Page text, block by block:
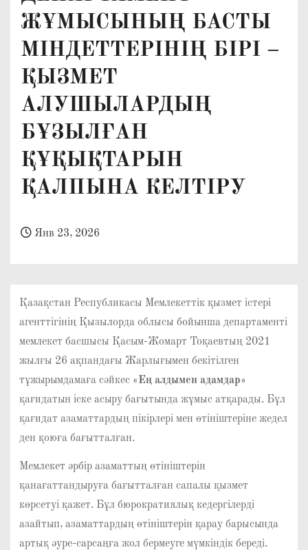
ЖҰМЫСЫНЫҢ БАСТЫ
МІНДЕТТЕРІНІҢ БІРІ –
ҚЫЗМЕТ
АЛУШЫЛАРДЫҢ
БҰЗЫЛҒАН
ҚҰҚЫҚТАРЫН
ҚАЛПЫНА КЕЛТІРУ
Янв 23, 2026
Қазақстан Республикасы Мемлекеттік қызмет істері
агенттігінің Қызылорда облысы бойынша департаменті
мемлекет басшысы Қасым-Жомарт Тоқаевтың 2021
жылғы 26 ақпандағы Жарлығымен бекітілген
тұжырымдамаға сәйкес «Ең алдымен адамдар»
қағидатын іске асыру бағытында жұмыс атқарады. Бұл
қағидат азаматтардың пікірлері мен өтініштеріне жедел
ден қоюға бағытталған.
Мемлекет әрбір азаматтың өтініштерін
қанағаттандыруға бағытталған сапалы қызмет
көрсетуі қажет. Бұл бюрократиялық кедергілерді
азайтып, азаматтардың өтініштерін қарау барысында
артық әуре-сарсаңға жол бермеуге мүмкіндік береді.